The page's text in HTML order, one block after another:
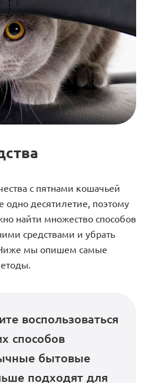
с пятнами кошачьей
одно десятилетие, поэтому
найти множество способов
средствами и убрать
мы опишем самые
воспользоваться
способов
бытовые
подходят для